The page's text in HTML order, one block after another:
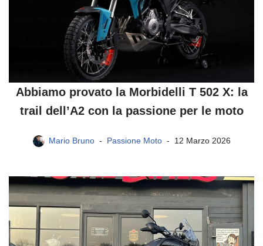
Abbiamo provato la Morbidelli T 502 X: la
trail dell’A2 con la passione per le moto
Mario Bruno Passione Moto 12 Marzo 2026